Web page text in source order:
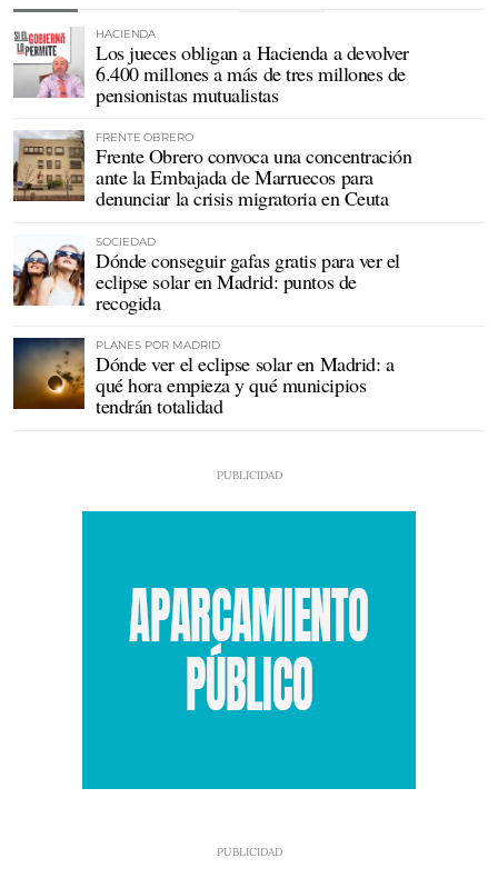
HACIENDA
Los jueces obligan a Hacienda a devolver
6.400 millones a más de tres millones de
pensionistas mutualistas
FRENTE OBRERO
Frente Obrero convoca una concentración
ante la Embajada de Marruecos para
denunciar la crisis migratoria en Ceuta
SOCIEDAD
Dónde conseguir gafas gratis para ver el
eclipse solar en Madrid: puntos de
recogida
PLANES POR MADRID
Dónde ver el eclipse solar en Madrid: a
qué hora empieza y qué municipios
tendrán totalidad